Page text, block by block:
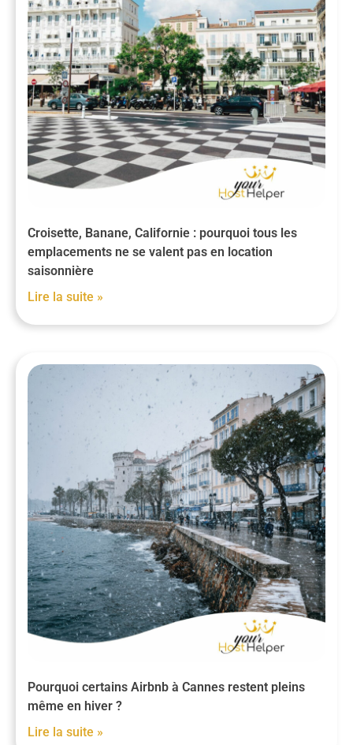
Croisette, Banane, Californie : pourquoi tous les
emplacements ne se valent pas en location
saisonnière
Lire la suite »
Pourquoi certains Airbnb à Cannes restent pleins
même en hiver ?
Lire la suite »